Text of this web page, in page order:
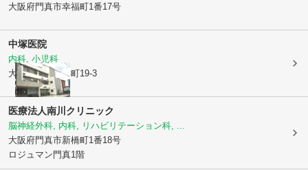
大阪府門真市幸福町1番17号
中塚医院
内科, 小児科
大阪府門真市浜町19-3
医療法人南川クリニック
脳神経外科, 内科, リハビリテーション科, ...
大阪府門真市新橋町1番18号
ロジュマン門真1階